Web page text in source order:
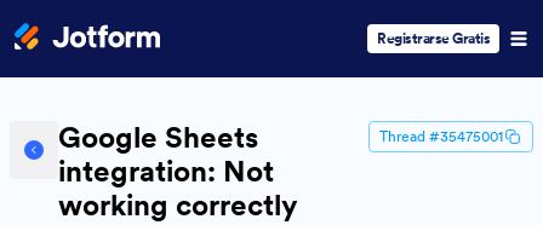
Registrarse Gratis
Google Sheets
integration: Not
working correctly
Thread #35475001